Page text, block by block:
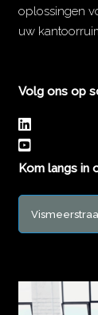
oplossingen
uw
Volg ons op
Kom langs in